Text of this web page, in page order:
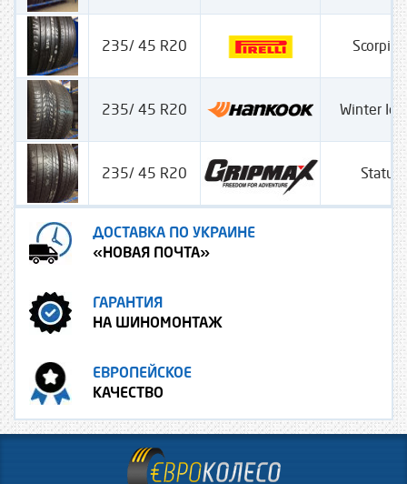
235/ 45 R20
235/ 45 R20 Winter
235/ 45 R20
ДОСТАВКА ПО УКРАИНЕ
«НОВАЯ ПОЧТА»
ГАРАНТИЯ
НА ШИНОМОНТАЖ
ЕВРОПЕЙСКОЕ
КАЧЕСТВО